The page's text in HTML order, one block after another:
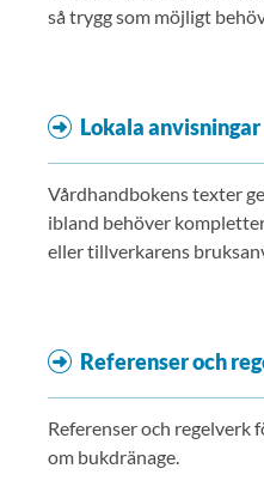
så trygg som möjligt
Lokala anvisningar
Vårdhandbokens texter
ibland behöver
eller tillverkarens
Referenser och
Referenser och regelverk
om bukdränage.